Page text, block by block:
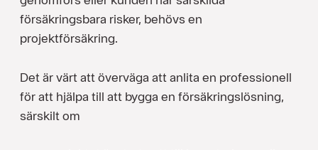
försäkringsbara risker, behövs en
projektförsäkring.
Det är värt att överväga att anlita en professionell
för att hjälpa till att bygga en försäkringslösning,
särskilt om